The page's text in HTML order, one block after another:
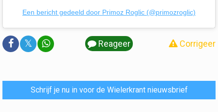
Een bericht gedeeld door Primoz Roglic (@primozroglic)
𝕏 Reageer Corrigeer
Schrijf je nu in voor de Wielerkrant nieuwsbrief